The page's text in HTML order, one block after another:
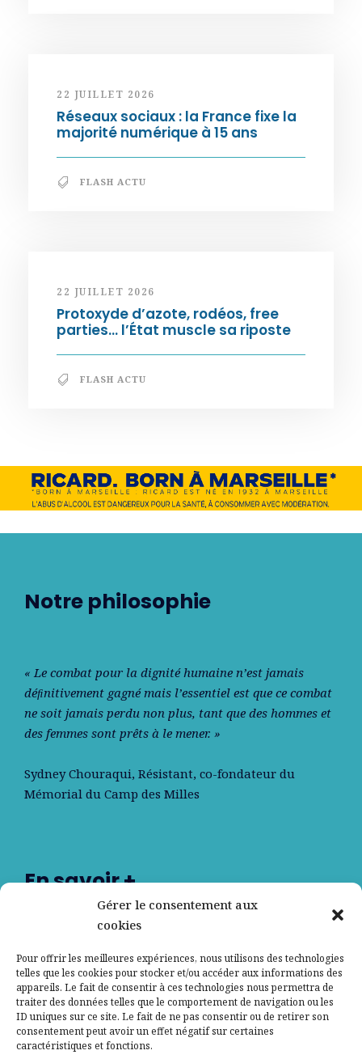
Gérer le consentement aux
cookies
Pour offrir les meilleures expériences, nous utilisons des technologies
telles que les cookies pour stocker et/ou accéder aux informations des
appareils. Le fait de consentir à ces technologies nous permettra de
traiter des données telles que le comportement de navigation ou les
ID uniques sur ce site. Le fait de ne pas consentir ou de retirer son
consentement peut avoir un effet négatif sur certaines
caractéristiques et fonctions.
22 JUILLET 2026
Réseaux sociaux : la France fixe la
majorité numérique à 15 ans
FLASH ACTU
22 JUILLET 2026
Protoxyde d’azote, rodéos, free
parties… l’État muscle sa riposte
FLASH ACTU
Notre philosophie
« Le combat pour la dignité humaine n’est jamais
déﬁnitivement gagné mais l’essentiel est que ce combat
ne soit jamais perdu non plus, tant que des hommes et
des femmes sont prêts à le mener. »
Sydney Chouraqui, Résistant, co-fondateur du
Mémorial du Camp des Milles
En savoir +
Nos partenaires
Qui sommes-nous ?
Contactez-nous